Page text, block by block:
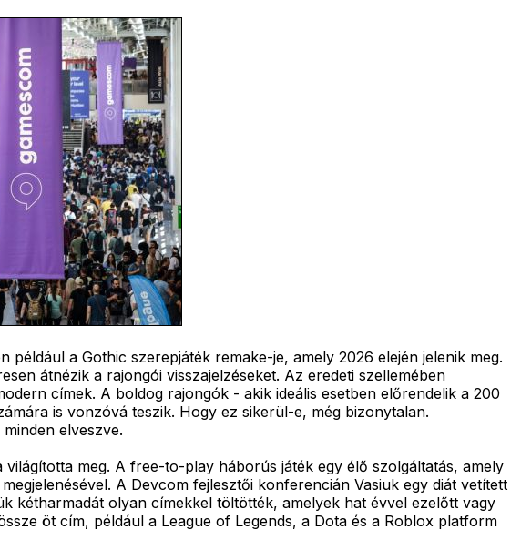
a Gothic szerepjáték remake-je, amely 2026 elején jelenik meg.
átnézik a rajongói visszajelzéseket. Az eredeti szellemében
címek. A boldog rajongók - akik ideális esetben előrendelik a 200
is vonzóvá teszik. Hogy ez sikerül-e, még bizonytalan.
elveszve.
meg. A free-to-play háborús játék egy élő szolgáltatás, amely
A Devcom fejlesztői konferencián Vasiuk egy diát vetített
kétharmadát olyan címekkel töltötték, amelyek hat évvel ezelőtt vagy
öt cím, például a League of Legends, a Dota és a Roblox platform